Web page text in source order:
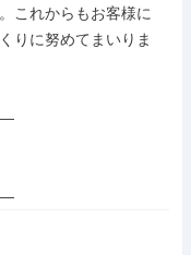
これからもお客様に
りに努めてまいりま